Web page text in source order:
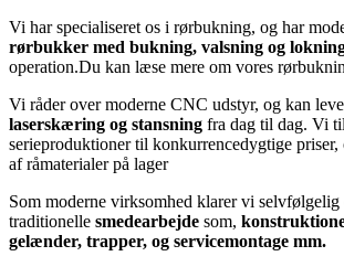
Vi har specialiseret os i rørbukning, og har
rørbukker med bukning, valsning og
operation.Du kan læse mere om vores
Vi råder over moderne CNC udstyr, og kan
laserskæring og stansning fra dag til dag. Vi
serieproduktioner til konkurrencedygtige
af råmaterialer på lager
Som moderne virksomhed klarer vi selvfølgelig
traditionelle smedearbejde som,
gelænder, trapper, og servicemontage mm.